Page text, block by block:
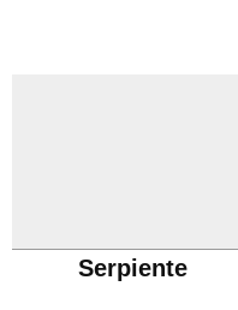
Serpiente